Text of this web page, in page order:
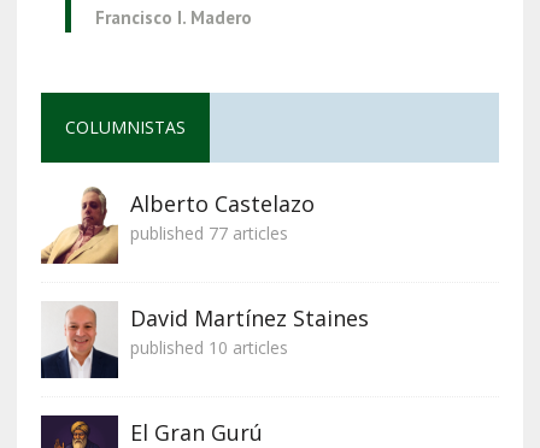
Francisco I. Madero
COLUMNISTAS
Alberto Castelazo
published 77 articles
David Martínez Staines
published 10 articles
El Gran Gurú